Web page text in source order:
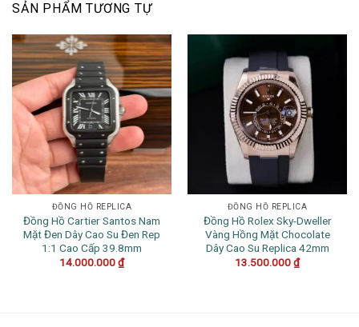
SẢN PHẨM TƯƠNG TỰ
ĐỒNG HỒ REPLICA
Đồng Hồ Cartier Santos Nam
Mặt Đen Dây Cao Su Đen Rep
1:1 Cao Cấp 39.8mm
14.000.000₫
ĐỒNG HỒ REPLICA
Đồng Hồ Rolex Sky-Dweller
Vàng Hồng Mặt Chocolate
Dây Cao Su Replica 42mm
13.500.000₫